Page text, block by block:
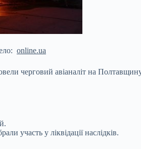
online.ua
черговий авіаналіт на
участь у ліквідації наслідків.